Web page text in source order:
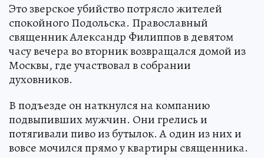
Это зверское убийство потрясло жителей
спокойного Подольска. Православный
священник Александр Филиппов в девятом
часу вечера во вторник возвращался домой из
Москвы, где участвовал в собрании
духовников.
В подъезде он наткнулся на компанию
подвыпивших мужчин. Они грелись и
потягивали пиво из бутылок. А один из них и
вовсе мочился прямо у квартиры священника.